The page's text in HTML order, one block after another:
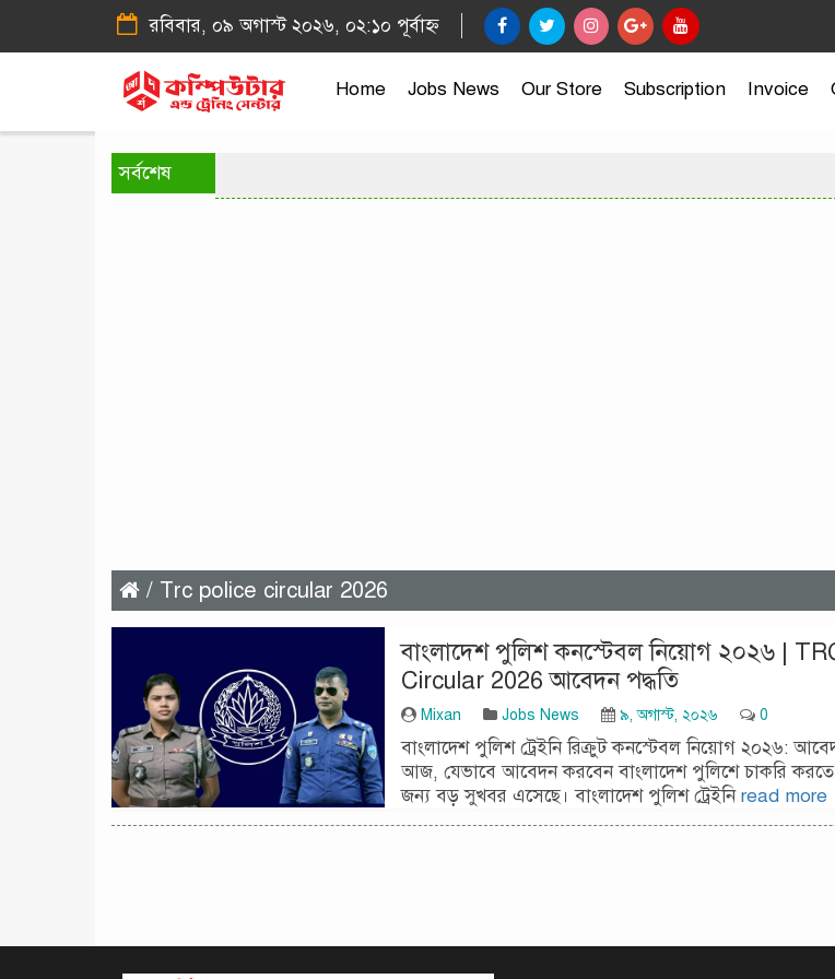
রবিবার, ০৯ অগাস্ট ২০২৬, ০২:১০ পূর্বাহ্ন
Home Jobs News Our Store Subscription Invoice
সর্বশেষ
/ Trc police circular 2026
বাংলাদেশ পুলিশ কনস্টেবল নিয়োগ ২০২৬ |
Circular 2026 আবেদন পদ্ধতি
Mixan Jobs News ৯, অগাস্ট, ২০২৬ 0
বাংলাদেশ পুলিশ ট্রেইনি রিক্রুট কনস্টেবল নিয়োগ ২০২৬:
আজ, যেভাবে আবেদন করবেন বাংলাদেশ পুলিশে চাকরি করতে
জন্য বড় সুখবর এসেছে। বাংলাদেশ পুলিশ ট্রেইনিread more